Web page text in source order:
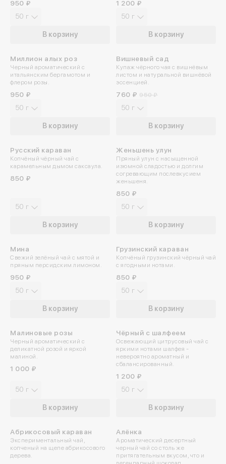
950 ₽
В корзину
50 г
1 200 ₽
В корзину
50 г
Миллион алых роз
Черный ароматический с
итальянским бергамотом и
флером розы.
950 ₽
В корзину
50 г
Вишневый сад
Купаж чёрного чая с вишнёвым
листом и натуральной вишнёвой
эссенцией.
760 ₽ 950 ₽
В корзину
50 г
ПРОБУЙТЕ ХОЛОДНЫМ
Русский караван
Копчёный чёрный чай с
карамельным дымом саксаула.
850 ₽
В корзину
50 г
Женьшень улун
Пряный улун с насыщенной
изюмной сладостью и долгим
согревающим послевкусием
женьшеня.
850 ₽
В корзину
50 г
Мина
Свежий зелёный чай с мятой и
пряным персидским лимоном.
950 ₽
В корзину
50 г
Грузинский караван
Копчёный грузинский чёрный чай
с ягодными нотами.
850 ₽
В корзину
50 г
Малиновые розы
Черный ароматический с
деликатной розой и яркой
малиной.
1 000 ₽
В корзину
50 г
Чёрный с шалфеем
Освежающий цитрусовый чай с
яркими нотами шалфея -
невероятно ароматный и
сбалансированный.
1 200 ₽
В корзину
50 г
Абрикосовый караван
Экспериментальный чай,
копченый на щепе абрикосового
дерева.
Алёнка
Ароматический десертный
черный чай со столь же
притягательным вкусом, что и
Войдите в
По номеру телефона
Яндекс ID
Введите свой номер
Номер телефона
Даю согласие на